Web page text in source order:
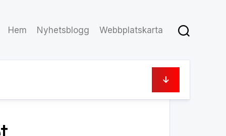
Hem Nyhetsblogg Webbplatskarta